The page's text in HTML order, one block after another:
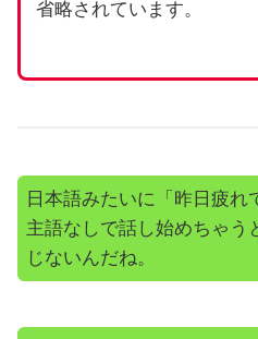
省略されています。
日本語みたいに「昨日疲れ
主語なしで話し始めちゃう
じないんだね。